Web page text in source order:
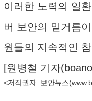
이러한 노력의 일
버 보안의 밑거름
원들의 지속적인
[원병철 기자(
<저작권자: 보안뉴스(